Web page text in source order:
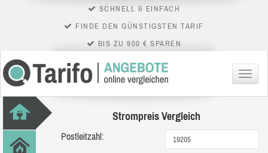
SCHNELL & EINFACH
FINDE DEN GÜNSTIGSTEN TARIF
BIS ZU 900 € SPAREN
Menü
Strompreis Vergleich
Postleitzahl: